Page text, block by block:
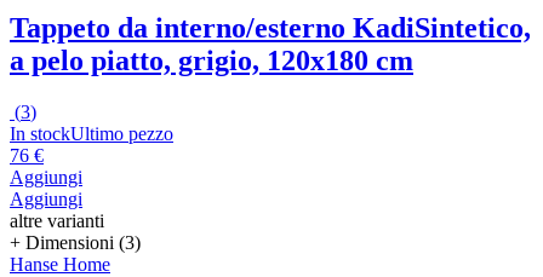
Tappeto da interno/esterno KadiSintetico,
a pelo piatto, grigio, 120x180 cm
(3)
In stockUltimo pezzo
76 €
Aggiungi
Aggiungi
altre varianti
+ Dimensioni (3)
Hanse Home